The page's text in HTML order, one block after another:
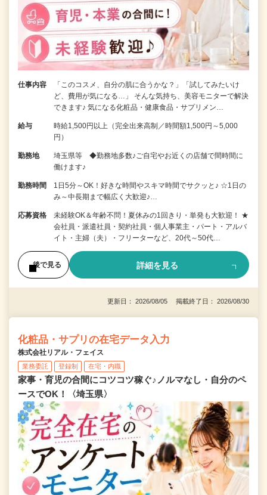
仕事内容
「このコスメ、自分の肌に合うかな？」「試してみたいけ
ど、費用が気になる…」 そんな気持ち、美容モニターで解決
できます♪ 気になる化粧品・健康食品・サプリメン…
給与
時給1,500円以上（完全出来高制／時間額1,500円～5,000
円）
勤務地
埼玉県等 ◆勤務地多数♪ご自宅やお近くの店舗で間時間に
働けます♪
勤務時間
1日5分～OK！好きな時間やスキマ時間でサクッと♪ ☆1日の
み～中長期まで幅広く大歓迎♪…
応募資格
未経験OK＆年齢不問！夏休みの1回きり・単発も大歓迎！ ★
会社員・派遣社員・契約社員・個人事業主・パート・アルバ
イト・主婦（夫）・フリーターなど、20代～50代…
後で見る 詳細を見る
更新日： 2026/08/05 掲載終了日： 2026/08/30
化粧品・サプリの在宅データ入力
株式会社リアル・フェイス
業務委託 登録制 在宅・内職
家事・育児の合間にコツコツ稼ぐ♪ノルマなし・自分のペ
ースでOK！〈埼玉県〉